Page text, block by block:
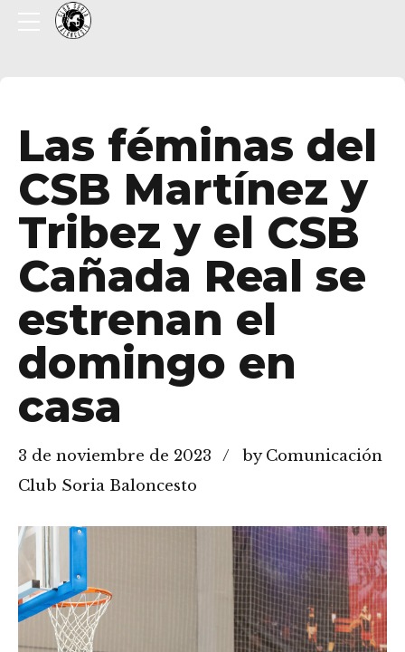
Las féminas del
CSB Martínez y
Tribez y el CSB
Cañada Real se
estrenan el
domingo en
casa
3 de noviembre de 2023
by Comunicación
Club Soria Baloncesto